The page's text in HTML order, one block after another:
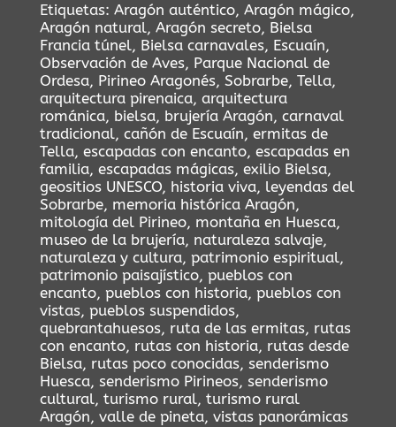
Etiquetas: Aragón auténtico, Aragón mágico,
Aragón natural, Aragón secreto, Bielsa
Francia túnel, Bielsa carnavales, Escuaín,
Observación de Aves, Parque Nacional de
Ordesa, Pirineo Aragonés, Sobrarbe, Tella,
arquitectura pirenaica, arquitectura
románica, bielsa, brujería Aragón, carnaval
tradicional, cañón de Escuaín, ermitas de
Tella, escapadas con encanto, escapadas en
familia, escapadas mágicas, exilio Bielsa,
geositios UNESCO, historia viva, leyendas del
Sobrarbe, memoria histórica Aragón,
mitología del Pirineo, montaña en Huesca,
museo de la brujería, naturaleza salvaje,
naturaleza y cultura, patrimonio espiritual,
patrimonio paisajístico, pueblos con
encanto, pueblos con historia, pueblos con
vistas, pueblos suspendidos,
quebrantahuesos, ruta de las ermitas, rutas
con encanto, rutas con historia, rutas desde
Bielsa, rutas poco conocidas, senderismo
Huesca, senderismo Pirineos, senderismo
cultural, turismo rural, turismo rural
Aragón, valle de pineta, vistas panorámicas